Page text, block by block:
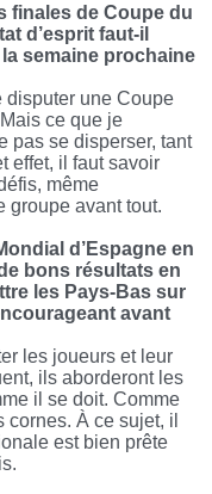
finales de Coupe du
d’esprit faut-il
semaine prochaine
disputer une Coupe
ce que je
pas se disperser, tant
effet, il faut savoir
même
groupe avant tout.
d’Espagne en
bons résultats en
les Pays-Bas sur
avant
les joueurs et leur
ils aborderont les
il se doit. Comme
À ce sujet, il
est bien prête